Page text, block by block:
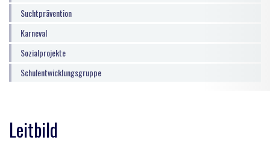
Suchtprävention
Karneval
Sozialprojekte
Schulentwicklungsgruppe
Leitbild